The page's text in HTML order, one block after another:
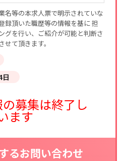
名等の本求人票で明示されていな
録頂いた職歴等の情報を基に 担
グを行い、ご紹介が可能と判断さ
て頂きます。
募集は終了し
ます
るお問い合わせ